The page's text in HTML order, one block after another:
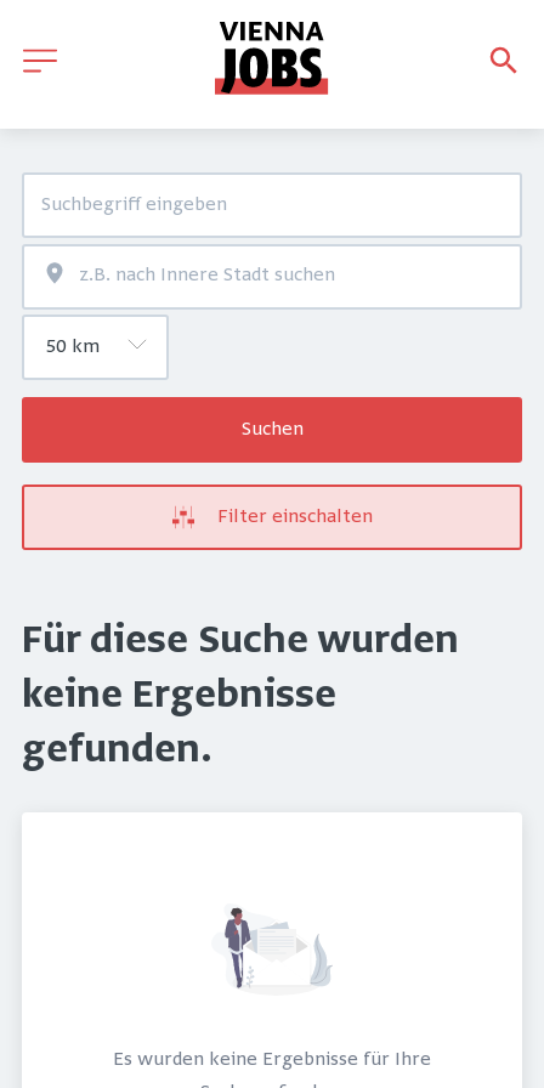
Suchen
Filter einschalten
Für diese Suche wurden
keine Ergebnisse
gefunden.
Es wurden keine Ergebnisse für Ihre